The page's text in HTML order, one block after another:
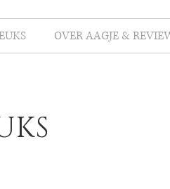
OVER AAGJE &